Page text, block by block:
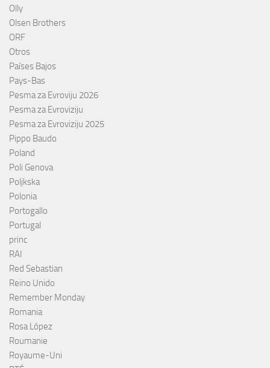
Olly
Olsen Brothers
ORF
Otros
Países Bajos
Pays-Bas
Pesma za Evroviju 2026
Pesma za Evroviziju
Pesma za Evroviziju 2025
Pippo Baudo
Poland
Poli Genova
Poljkska
Polonia
Portogallo
Portugal
princ
RAI
Red Sebastian
Reino Unido
Remember Monday
Romania
Rosa López
Roumanie
Royaume-Uni